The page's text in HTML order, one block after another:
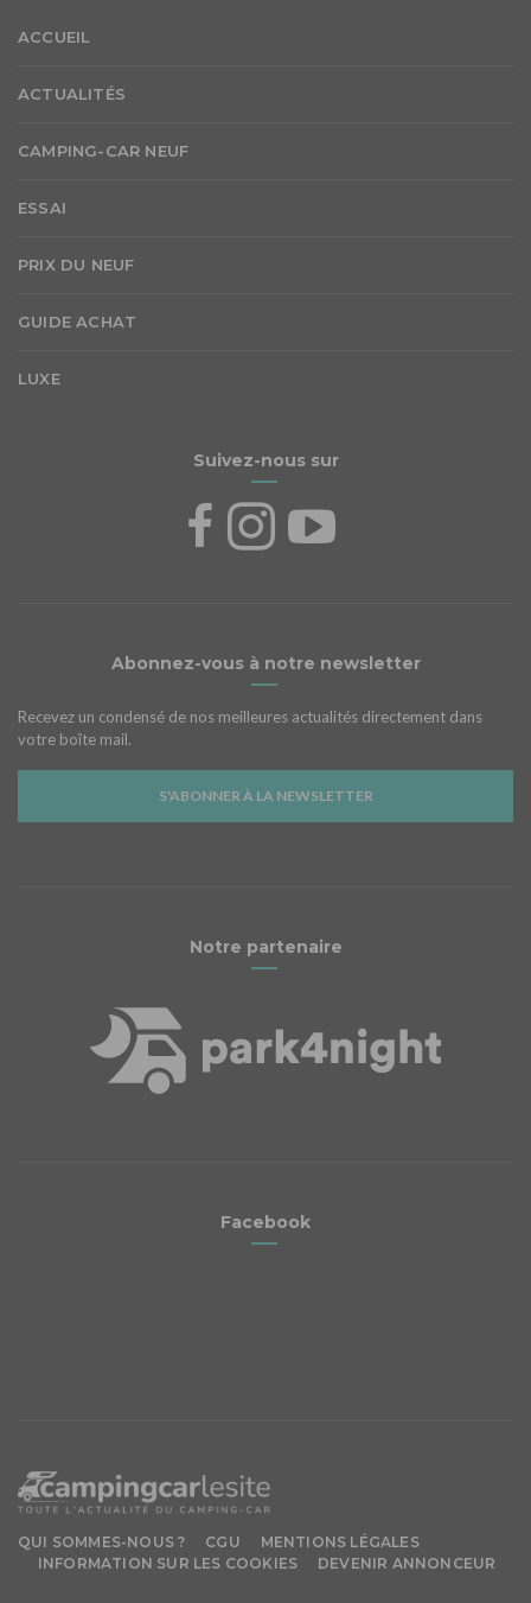
ACCUEIL
ACTUALITÉS
CAMPING-CAR NEUF
ESSAI
PRIX DU NEUF
GUIDE ACHAT
LUXE
Suivez-nous sur
Abonnez-vous à notre newsletter
Recevez un condensé de nos meilleures actualités directement dans
votre boîte mail.
S'ABONNER À LA NEWSLETTER
Notre partenaire
Facebook
QUI SOMMES-NOUS ? CGU
MENTIONS LÉGALES
INFORMATION SUR LES COOKIES
DEVENIR ANNONCEUR